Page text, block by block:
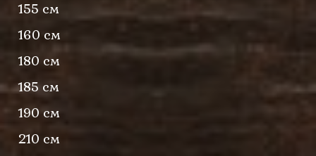
155 см
160 см
180 см
185 см
190 см
210 см